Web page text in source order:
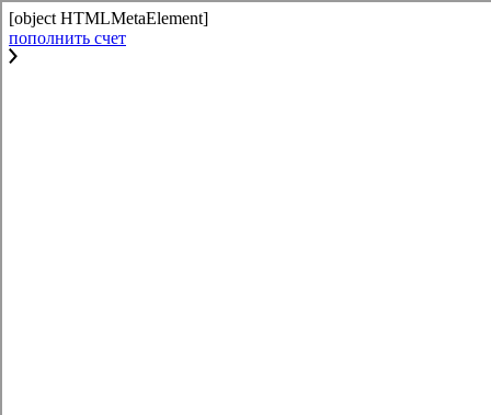
[object HTMLMetaElement]
пополнить счет